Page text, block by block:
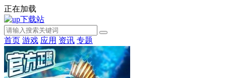
正在加载
首页 游戏 应用 资讯 专题